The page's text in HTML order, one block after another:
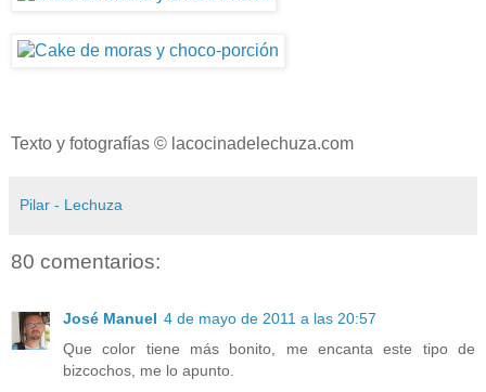
Texto y fotografías © lacocinadelechuza.com
Pilar - Lechuza
80 comentarios:
José Manuel 4 de mayo de 2011 a las 20:57
Que color tiene más bonito, me encanta este tipo de
bizcochos, me lo apunto.